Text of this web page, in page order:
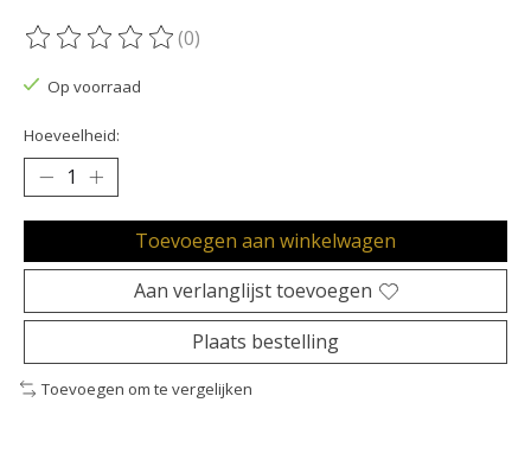
De beoordeling van dit product is
(0)
Op voorraad
Hoeveelheid:
Toevoegen aan winkelwagen
Aan verlanglijst toevoegen
Plaats bestelling
Toevoegen om te vergelijken